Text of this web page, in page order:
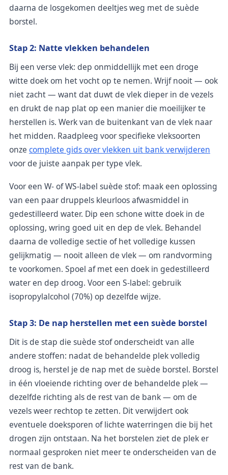
daarna de losgekomen deeltjes weg met de suède
borstel.
Stap 2: Natte vlekken behandelen
Bij een verse vlek: dep onmiddellijk met een droge
witte doek om het vocht op te nemen. Wrijf nooit — ook
niet zacht — want dat duwt de vlek dieper in de vezels
en drukt de nap plat op een manier die moeilijker te
herstellen is. Werk van de buitenkant van de vlek naar
het midden. Raadpleeg voor specifieke vleksoorten
onze complete gids over vlekken uit bank verwijderen
voor de juiste aanpak per type vlek.
Voor een W- of WS-label suède stof: maak een oplossing
van een paar druppels kleurloos afwasmiddel in
gedestilleerd water. Dip een schone witte doek in de
oplossing, wring goed uit en dep de vlek. Behandel
daarna de volledige sectie of het volledige kussen
gelijkmatig — nooit alleen de vlek — om randvorming
te voorkomen. Spoel af met een doek in gedestilleerd
water en dep droog. Voor een S-label: gebruik
isopropylalcohol (70%) op dezelfde wijze.
Stap 3: De nap herstellen met een suède borstel
Dit is de stap die suède stof onderscheidt van alle
andere stoffen: nadat de behandelde plek volledig
droog is, herstel je de nap met de suède borstel. Borstel
in één vloeiende richting over de behandelde plek —
dezelfde richting als de rest van de bank — om de
vezels weer rechtop te zetten. Dit verwijdert ook
eventuele doeksporen of lichte waterringen die bij het
drogen zijn ontstaan. Na het borstelen ziet de plek er
normaal gesproken niet meer te onderscheiden van de
rest van de bank.